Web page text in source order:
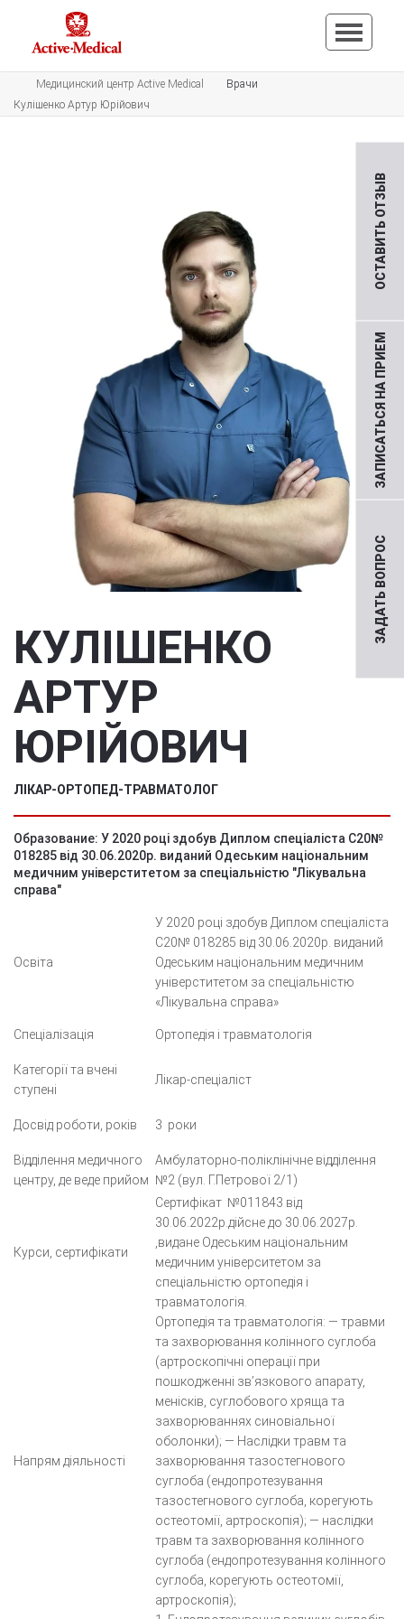
ЗАДАТЬ ВОПРОС
ЗАПИСАТЬСЯ НА ПРИЕМ
ОСТАВИТЬ ОТЗЫВ
Медицинский центр Active Medical
Врачи
Кулішенко Артур Юрійович
КУЛІШЕНКО
АРТУР
ЮРІЙОВИЧ
ЛІКАР-ОРТОПЕД-ТРАВМАТОЛОГ
Образование: У 2020 році здобув Диплом спеціаліста С20№
018285 від 30.06.2020р. виданий Одеським національним
медичним універститетом за спеціальністю "Лікувальна
справа"
Освіта
У 2020 році здобув Диплом спеціаліста
С20№ 018285 від 30.06.2020р. виданий
Одеським національним медичним
універститетом за спеціальністю
«Лікувальна справа»
Спеціалізація Ортопедія і травматологія
Категорії та вчені
ступені
Лікар-спеціаліст
Досвід роботи, років 3 роки
Відділення медичного
центру, де веде прийом
Амбулаторно-поліклінічне відділення
№2 (вул. Г.Петрової 2/1)
Курси, сертифікати
Сертифікат №011843 від
30.06.2022р.дійсне до 30.06.2027р.
,видане Одеським національним
медичним університетом за
спеціальністю ортопедія і
травматологія.
Напрям діяльності
Ортопедія та травматологія: — травми
та захворювання колінного суглоба
(артроскопічні операції при
пошкодженні зв’язкового апарату,
менісків, суглобового хряща та
захворюваннях синовіальної
оболонки); — Наслідки травм та
захворювання тазостегнового
суглоба (ендопротезування
тазостегнового суглоба, корегують
остеотомії, артроскопія); — наслідки
травм та захворювання колінного
суглоба (ендопротезування колінного
суглоба, корегують остеотомії,
артроскопія);